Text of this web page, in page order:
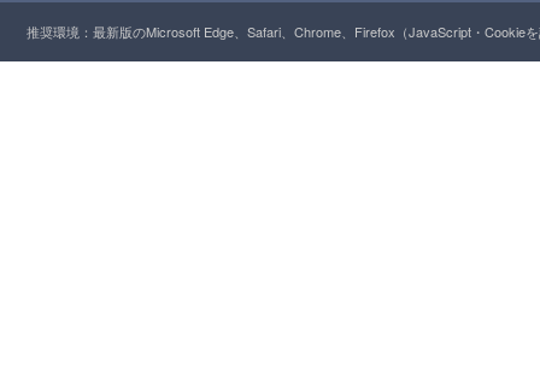
推奨環境：最新版のMicrosoft Edge、Safari、Chrome、Firefox（JavaScript・Cookie